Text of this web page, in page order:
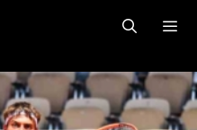
MENU